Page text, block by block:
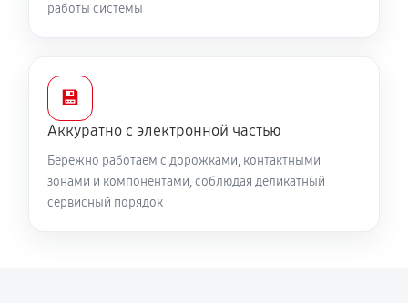
работы системы
💾
Аккуратно с электронной частью
Бережно работаем с дорожками, контактными
зонами и компонентами, соблюдая деликатный
сервисный порядок